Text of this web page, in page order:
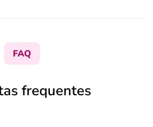
FAQ
frequentes